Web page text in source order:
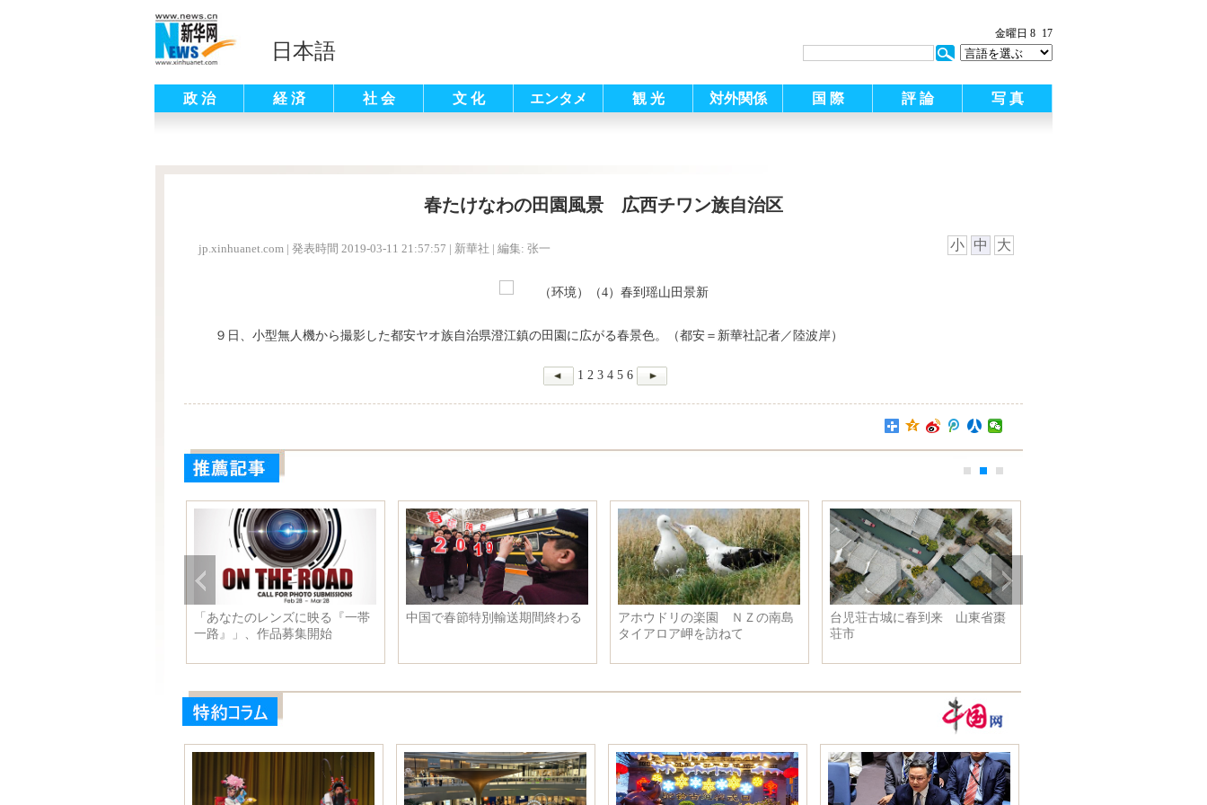
日本語
金曜日 8 18
政 治 経 済 社 会 文 化 エンタメ 観 光 対外関係 国 際 評 論 写 真
春たけなわの田園風景 広西チワン族自治区
jp.xinhuanet.com | 発表時間 2019-03-11 21:57:57 | 新華社 | 編集: 张一 小 中 大
９日、小型無人機から撮影した都安ヤオ族自治県澄江鎮の田園に広がる春景色。（都安＝新華社記者／陸波岸）
1 2 3 4 5 6
「あなたのレンズに映る『一帯
一路』」、作品募集開始
中国で春節特別輸送期間終わる
アホウドリの楽園 ＮＺの南島
タイアロア岬を訪ねて
台児荘古城に春到来 山東省棗
荘市